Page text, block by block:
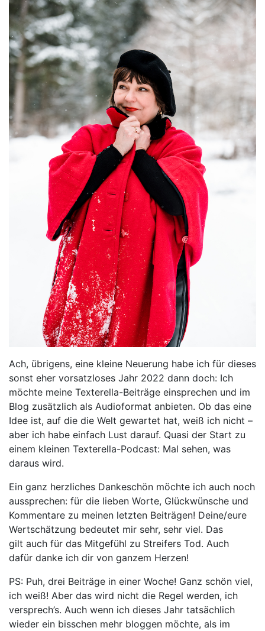
Ach, übrigens, eine kleine Neuerung habe ich für dieses
sonst eher vorsatzloses Jahr 2022 dann doch: Ich
möchte meine Texterella-Beiträge einsprechen und im
Blog zusätzlich als Audioformat anbieten. Ob das eine
Idee ist, auf die die Welt gewartet hat, weiß ich nicht –
aber ich habe einfach Lust darauf. Quasi der Start zu
einem kleinen Texterella-Podcast: Mal sehen, was
daraus wird.
Ein ganz herzliches Dankeschön möchte ich auch noch
aussprechen: für die lieben Worte, Glückwünsche und
Kommentare zu meinen letzten Beiträgen! Deine/eure
Wertschätzung bedeutet mir sehr, sehr viel. Das
gilt auch für das Mitgefühl zu Streifers Tod. Auch
dafür danke ich dir von ganzem Herzen!
PS: Puh, drei Beiträge in einer Woche! Ganz schön viel,
ich weiß! Aber das wird nicht die Regel werden, ich
versprech’s. Auch wenn ich dieses Jahr tatsächlich
wieder ein bisschen mehr bloggen möchte, als im